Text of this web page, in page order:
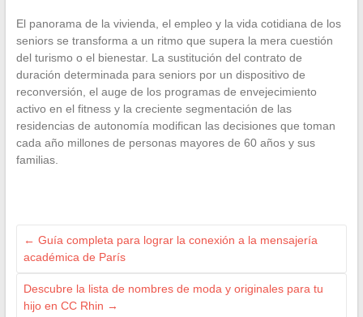
El panorama de la vivienda, el empleo y la vida cotidiana de los
seniors se transforma a un ritmo que supera la mera cuestión
del turismo o el bienestar. La sustitución del contrato de
duración determinada para seniors por un dispositivo de
reconversión, el auge de los programas de envejecimiento
activo en el fitness y la creciente segmentación de las
residencias de autonomía modifican las decisiones que toman
cada año millones de personas mayores de 60 años y sus
familias.
← Guía completa para lograr la conexión a la mensajería
académica de París
Descubre la lista de nombres de moda y originales para tu
hijo en CC Rhin →